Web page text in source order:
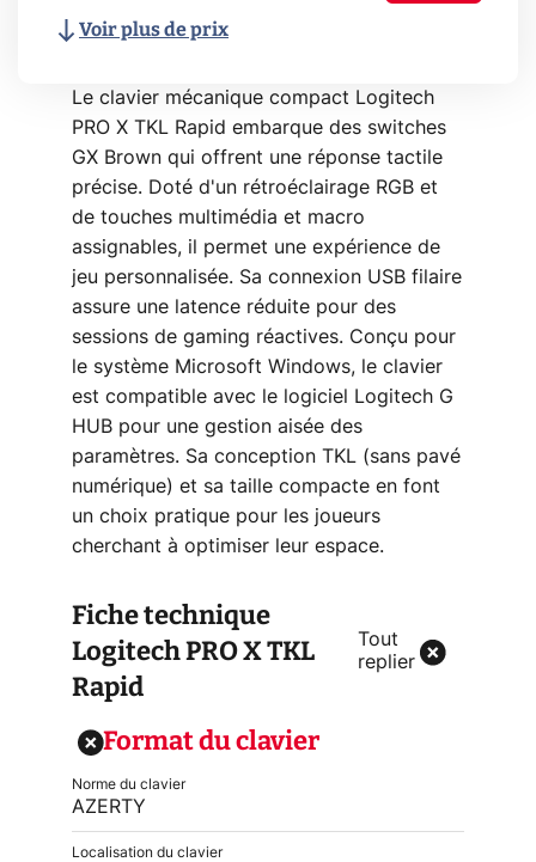
Voir plus de prix
Le clavier mécanique compact Logitech
PRO X TKL Rapid embarque des switches
GX Brown qui offrent une réponse tactile
précise. Doté d'un rétroéclairage RGB et
de touches multimédia et macro
assignables, il permet une expérience de
jeu personnalisée. Sa connexion USB filaire
assure une latence réduite pour des
sessions de gaming réactives. Conçu pour
le système Microsoft Windows, le clavier
est compatible avec le logiciel Logitech G
HUB pour une gestion aisée des
paramètres. Sa conception TKL (sans pavé
numérique) et sa taille compacte en font
un choix pratique pour les joueurs
cherchant à optimiser leur espace.
Fiche technique
Logitech PRO X TKL
Rapid
Tout
replier
Format du clavier
Norme du clavier
AZERTY
Localisation du clavier